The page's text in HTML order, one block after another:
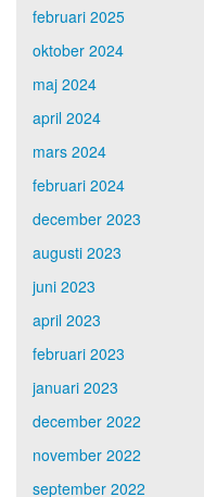
februari 2025
oktober 2024
maj 2024
april 2024
mars 2024
februari 2024
december 2023
augusti 2023
juni 2023
april 2023
februari 2023
januari 2023
december 2022
november 2022
september 2022